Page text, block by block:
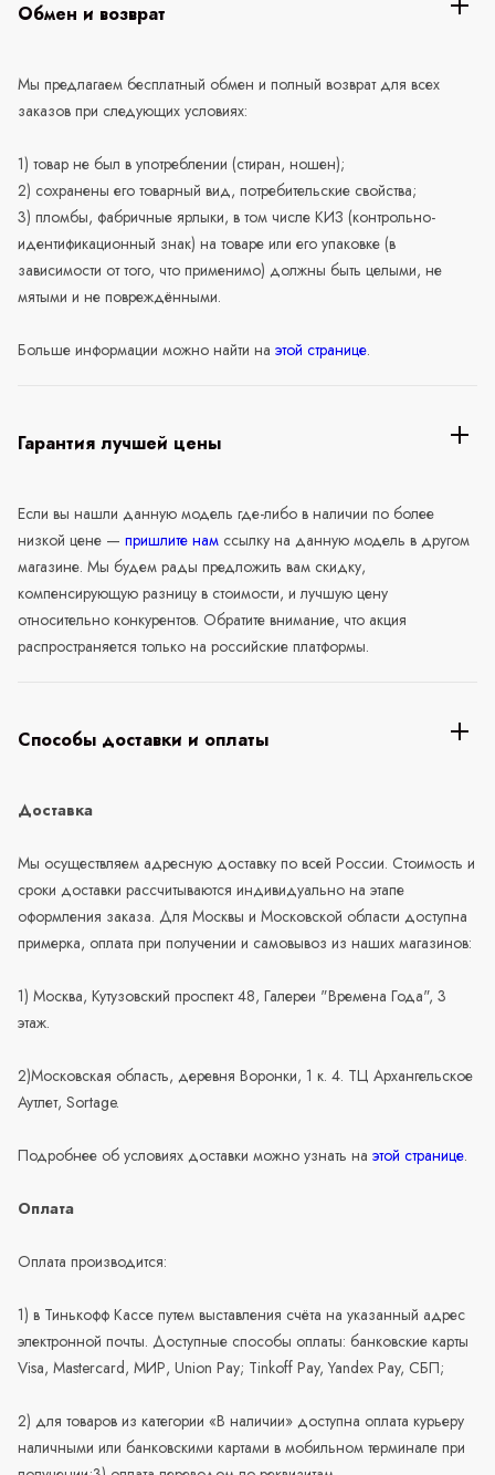
Обмен и возврат
Мы предлагаем бесплатный обмен и полный возврат для всех
заказов при следующих условиях:
1) товар не был в употреблении (стиран, ношен);
2) сохранены его товарный вид, потребительские свойства;
3) пломбы, фабричные ярлыки, в том числе КИЗ (контрольно-
идентификационный знак) на товаре или его упаковке (в
зависимости от того, что применимо) должны быть целыми, не
мятыми и не повреждёнными.
Больше информации можно найти на этой странице.
Гарантия лучшей цены
Если вы нашли данную модель где-либо в наличии по более
низкой цене — пришлите нам ссылку на данную модель в другом
магазине. Мы будем рады предложить вам скидку,
компенсирующую разницу в стоимости, и лучшую цену
относительно конкурентов. Обратите внимание, что акция
распространяется только на российские платформы.
Способы доставки и оплаты
Доставка
Мы осуществляем адресную доставку по всей России. Стоимость и
сроки доставки рассчитываются индивидуально на этапе
оформления заказа. Для Москвы и Московской области доступна
примерка, оплата при получении и самовывоз из наших магазинов:
1) Москва, Кутузовский проспект 48, Галереи "Времена Года", 3
этаж.
2)Московская область, деревня Воронки, 1 к. 4. ТЦ Архангельское
Аутлет, Sortage.
Подробнее об условиях доставки можно узнать на этой странице.
Оплата
Оплата производится:
1) в Тинькофф Кассе путем выставления счёта на указанный адрес
электронной почты. Доступные способы оплаты: банковские карты
Visa, Mastercard, МИР, Union Pay; Tinkoff Pay, Yandex Pay, СБП;
2) для товаров из категории «В наличии» доступна оплата курьеру
наличными или банковскими картами в мобильном терминале при